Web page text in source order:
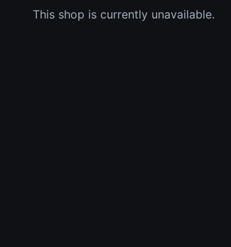
This shop is currently unavailable.